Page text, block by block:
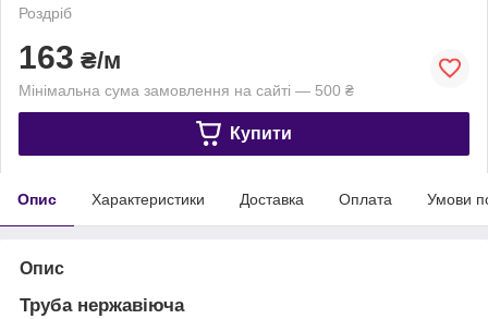
Роздріб
163 ₴/м
Мінімальна сума замовлення на сайті — 500 ₴
Купити
Опис Характеристики Доставка Оплата Умови
Опис
Труба нержавіюча